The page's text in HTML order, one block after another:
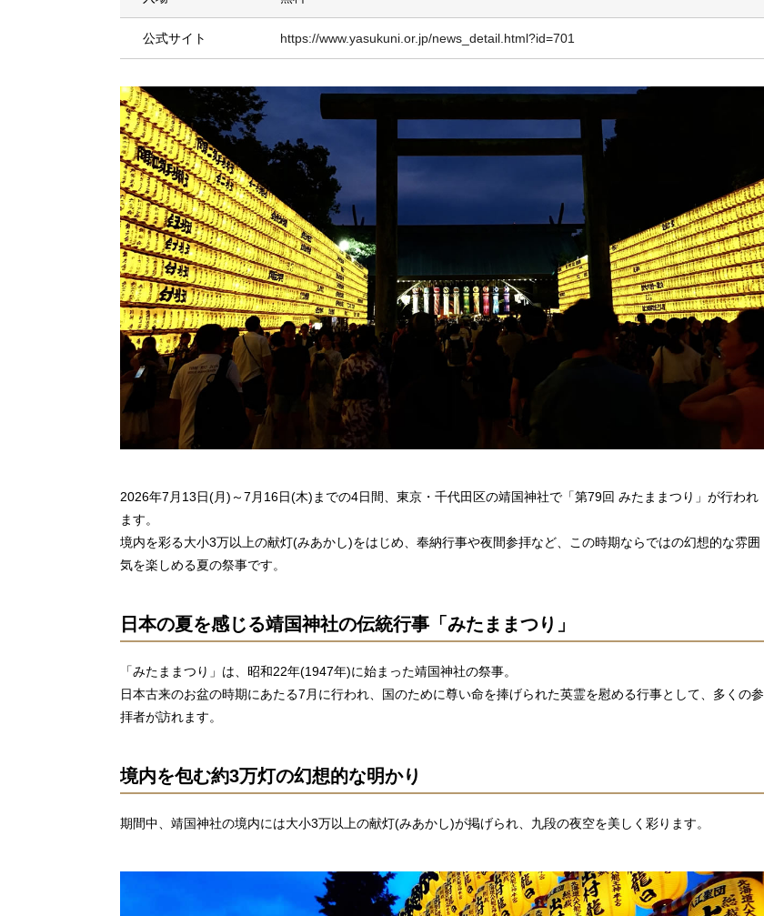
公式サイト https://www.yasukuni.or.jp/news_detail.html?id=701
2026年7月13日(月)～7月16日(木)までの4日間、東京・千代田区の靖国神社で「第79回 みたままつり」が行われ
ます。
境内を彩る大小3万以上の献灯(みあかし)をはじめ、奉納行事や夜間参拝など、この時期ならではの幻想的な雰囲
気を楽しめる夏の祭事です。
日本の夏を感じる靖国神社の伝統行事「みたままつり」
「みたままつり」は、昭和22年(1947年)に始まった靖国神社の祭事。
日本古来のお盆の時期にあたる7月に行われ、国のために尊い命を捧げられた英霊を慰める行事として、多くの参
拝者が訪れます。
境内を包む約3万灯の幻想的な明かり
期間中、靖国神社の境内には大小3万以上の献灯(みあかし)が掲げられ、九段の夜空を美しく彩ります。